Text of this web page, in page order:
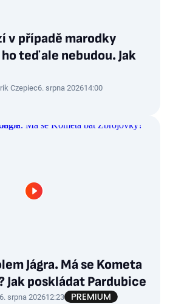
v případě marodky
teď ale nebudou. Jak
Czepiec6. srpna 202614:00
Jágra. Má se Kometa
Jak poskládat Pardubice
6. srpna 202612:23